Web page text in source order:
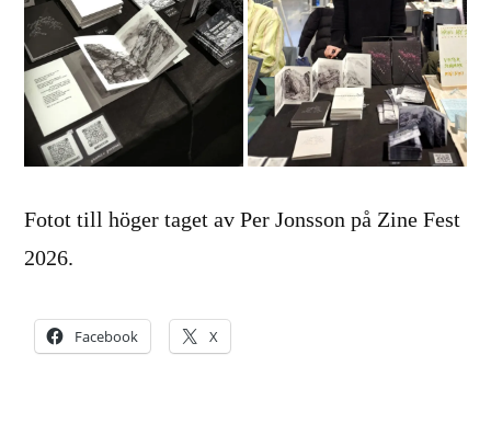
Fotot till höger taget av Per Jonsson på Zine Fest
2026.
Facebook X